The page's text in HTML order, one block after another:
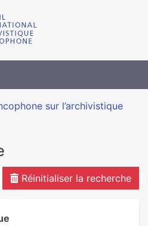
sur l’archivistique
Réinitialiser la recherche